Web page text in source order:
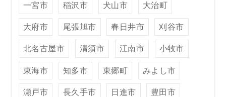
一宮市 稲沢市 犬山市 大治町
大府市 尾張旭市 春日井市 刈谷市
北名古屋市 清須市 江南市 小牧市
東海市 知多市 東郷町 みよし市
瀬戸市 長久手市 日進市 豊田市